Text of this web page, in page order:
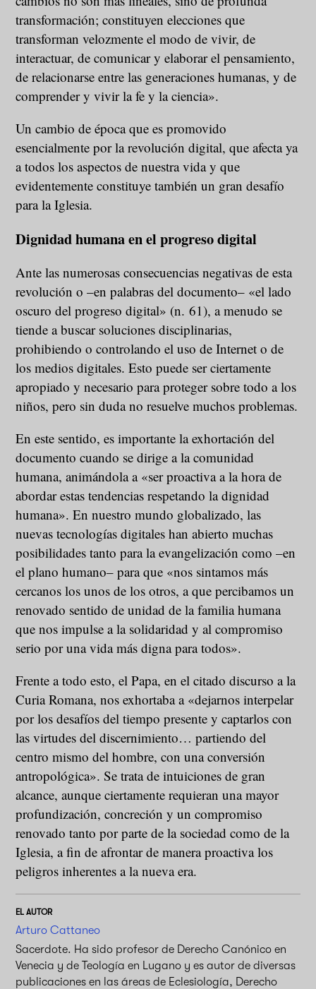
transformación; constituyen elecciones que
transforman velozmente el modo de vivir, de
interactuar, de comunicar y elaborar el pensamiento,
de relacionarse entre las generaciones humanas, y de
comprender y vivir la fe y la ciencia».
Un cambio de época que es promovido
esencialmente por la revolución digital, que afecta ya
a todos los aspectos de nuestra vida y que
evidentemente constituye también un gran desafío
para la Iglesia.
Dignidad humana en el progreso digital
Ante las numerosas consecuencias negativas de esta
revolución o –en palabras del documento– «el lado
oscuro del progreso digital» (n. 61), a menudo se
tiende a buscar soluciones disciplinarias,
prohibiendo o controlando el uso de Internet o de
los medios digitales. Esto puede ser ciertamente
apropiado y necesario para proteger sobre todo a los
niños, pero sin duda no resuelve muchos problemas.
En este sentido, es importante la exhortación del
documento cuando se dirige a la comunidad
humana, animándola a «ser proactiva a la hora de
abordar estas tendencias respetando la dignidad
humana». En nuestro mundo globalizado, las
nuevas tecnologías digitales han abierto muchas
posibilidades tanto para la evangelización como –en
el plano humano– para que «nos sintamos más
cercanos los unos de los otros, a que percibamos un
renovado sentido de unidad de la familia humana
que nos impulse a la solidaridad y al compromiso
serio por una vida más digna para todos».
Frente a todo esto, el Papa, en el citado discurso a la
Curia Romana, nos exhortaba a «dejarnos interpelar
por los desafíos del tiempo presente y captarlos con
las virtudes del discernimiento… partiendo del
centro mismo del hombre, con una conversión
antropológica». Se trata de intuiciones de gran
alcance, aunque ciertamente requieran una mayor
profundización, concreción y un compromiso
renovado tanto por parte de la sociedad como de la
Iglesia, a fin de afrontar de manera proactiva los
peligros inherentes a la nueva era.
EL AUTOR
Arturo Cattaneo
Sacerdote. Ha sido profesor de Derecho Canónico en
Venecia y de Teología en Lugano y es autor de diversas
publicaciones en las áreas de Eclesiología, Derecho